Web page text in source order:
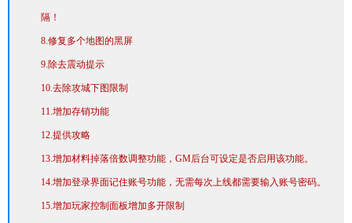
隔！
8.修复多个地图的黑屏
9.除去震动提示
10.去除攻城下图限制
11.增加存销功能
12.提供攻略
13.增加材料掉落倍数调整功能，GM后台可设定是否启用该功能。
14.增加登录界面记住账号功能，无需每次上线都需要输入账号密码。
15.增加玩家控制面板增加多开限制